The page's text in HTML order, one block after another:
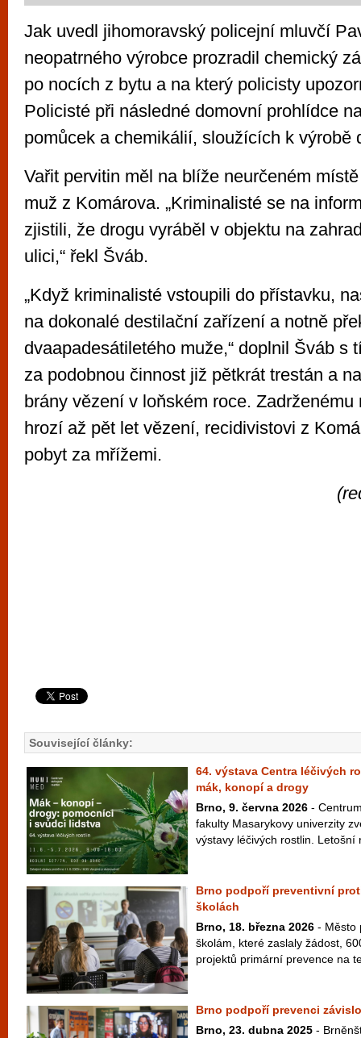
Jak uvedl jihomoravský policejní mluvčí
neopatrného výrobce prozradil chemický
po nocích z bytu a na který policisty
Policisté při následné domovní prohlídce
pomůcek a chemikálií, sloužících k výrobě
Vařit pervitin měl na blíže neurčeném
muž z Komárova. „Kriminalisté se na
zjistili, že drogu vyráběl v objektu na
ulici,“ řekl Šváb.
„Když kriminalisté vstoupili do přístavku,
na dokonalé destilační zařízení a notně
dvaapadesátiletého muže,“ doplnil Šváb s
za podobnou činnost již pětkrát trestán a
brány vězení v loňském roce.
hrozí až pět let vězení, recidivistovi z
pobyt za mřížemi.
Související články:
64. výstava Centra léčivých
mák, konopí a drogy
Brno, 9. června 2026 -
fakulty Masarykovy univerzity
výstavy léčivých rostlin. Letošní
Brno podpoří preventivní
školách
Brno, 18. března 2026 - Město
školám, které zaslaly žádost,
projektů primární prevence na
Brno podpoří prevenci
Brno, 23. dubna 2025 -